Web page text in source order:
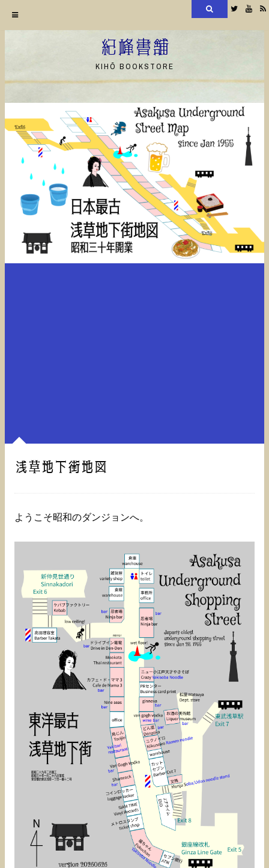
ン
ツ
へ
Twitter
紀峰書舗
KIHŌ BOOKSTORE
浅草地下街地図
ようこそ昭和のダンジョンへ。